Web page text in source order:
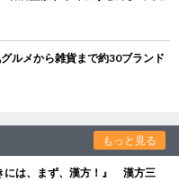
ルメから雑貨まで約30ブランド
もっと見る
には、まず、漢方！』 漢方三